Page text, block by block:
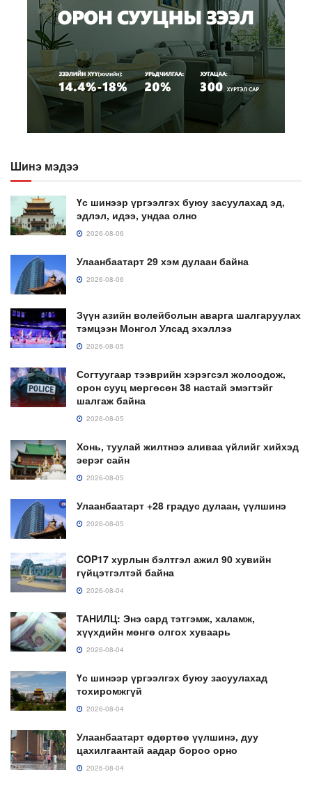
Шинэ мэдээ
Үс шинээр үргээлгэх буюу засуулахад эд,
эдлэл, идээ, ундаа олно
2026-08-06
Улаанбаатарт 29 хэм дулаан байна
2026-08-06
Зүүн азийн волейболын аварга шалгаруулах
тэмцээн Монгол Улсад эхэллээ
2026-08-05
Согтуугаар тээврийн хэрэгсэл жолоодож,
орон сууц мөргөсөн 38 настай эмэгтэйг
шалгаж байна
2026-08-05
Хонь, туулай жилтнээ аливаа үйлийг хийхэд
эерэг сайн
2026-08-05
Улаанбаатарт +28 градус дулаан, үүлшинэ
2026-08-05
COP17 хурлын бэлтгэл ажил 90 хувийн
гүйцэтгэлтэй байна
2026-08-04
ТАНИЛЦ: Энэ сард тэтгэмж, халамж,
хүүхдийн мөнгө олгох хуваарь
2026-08-04
Үс шинээр үргээлгэх буюу засуулахад
тохиромжгүй
2026-08-04
Улаанбаатарт өдөртөө үүлшинэ, дуу
цахилгаантай аадар бороо орно
2026-08-04